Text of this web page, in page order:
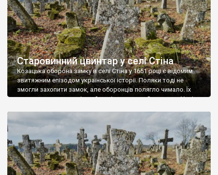
Старовинний цвинтар у селі Стіна
Козацька оборона замку в селі Стіна у 1651 році є відомим
звитяжним епізодом української історії. Поляки тоді не
змогли захопити замок, але оборонців полягло чимало. Їх
поховали на цвинтарі, який тоді називався Замковим. Нині на
ньому чимало хрестів 19 століття, є такі, де епітафії стер […]